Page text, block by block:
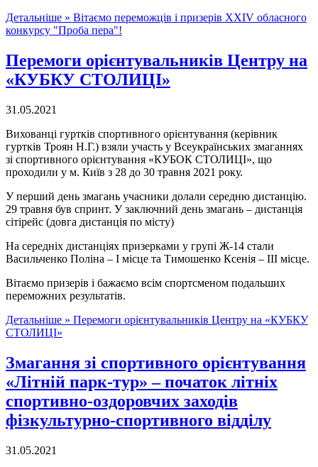
Детальніше » Вітаємо переможців і призерів ХХІV обласного
конкурсу "Проба пера"!
Перемоги орієнтувальників Центру на
«КУБКУ СТОЛИЦІ»
31.05.2021
Вихованці гуртків спортивного орієнтування (керівник
гуртків Троян Н.Г.) взяли участь у Всеукраїнських змаганнях
зі спортивного орієнтування «КУБОК СТОЛИЦІ», що
проходили у м. Київ з 28 до 30 травня 2021 року.
У перший день змагань учасники долали середню дистанцію.
29 травня був спринт. У заключний день змагань – дистанція
сітірейс (довга дистанція по місту)
На середніх дистанціях призерками у групі Ж-14 стали
Васильченко Поліна – І місце та Тимошенко Ксенія – ІІІ місце.
Вітаємо призерів і бажаємо всім спортсменом подальших
переможних результатів.
Детальніше » Перемоги орієнтувальників Центру на «КУБКУ
СТОЛИЦІ»
Змагання зі спортивного орієнтування
«Літній парк-тур» – початок літніх
спортивно-оздоровчих заходів
фізкультурно-спортивного відділу
31.05.2021